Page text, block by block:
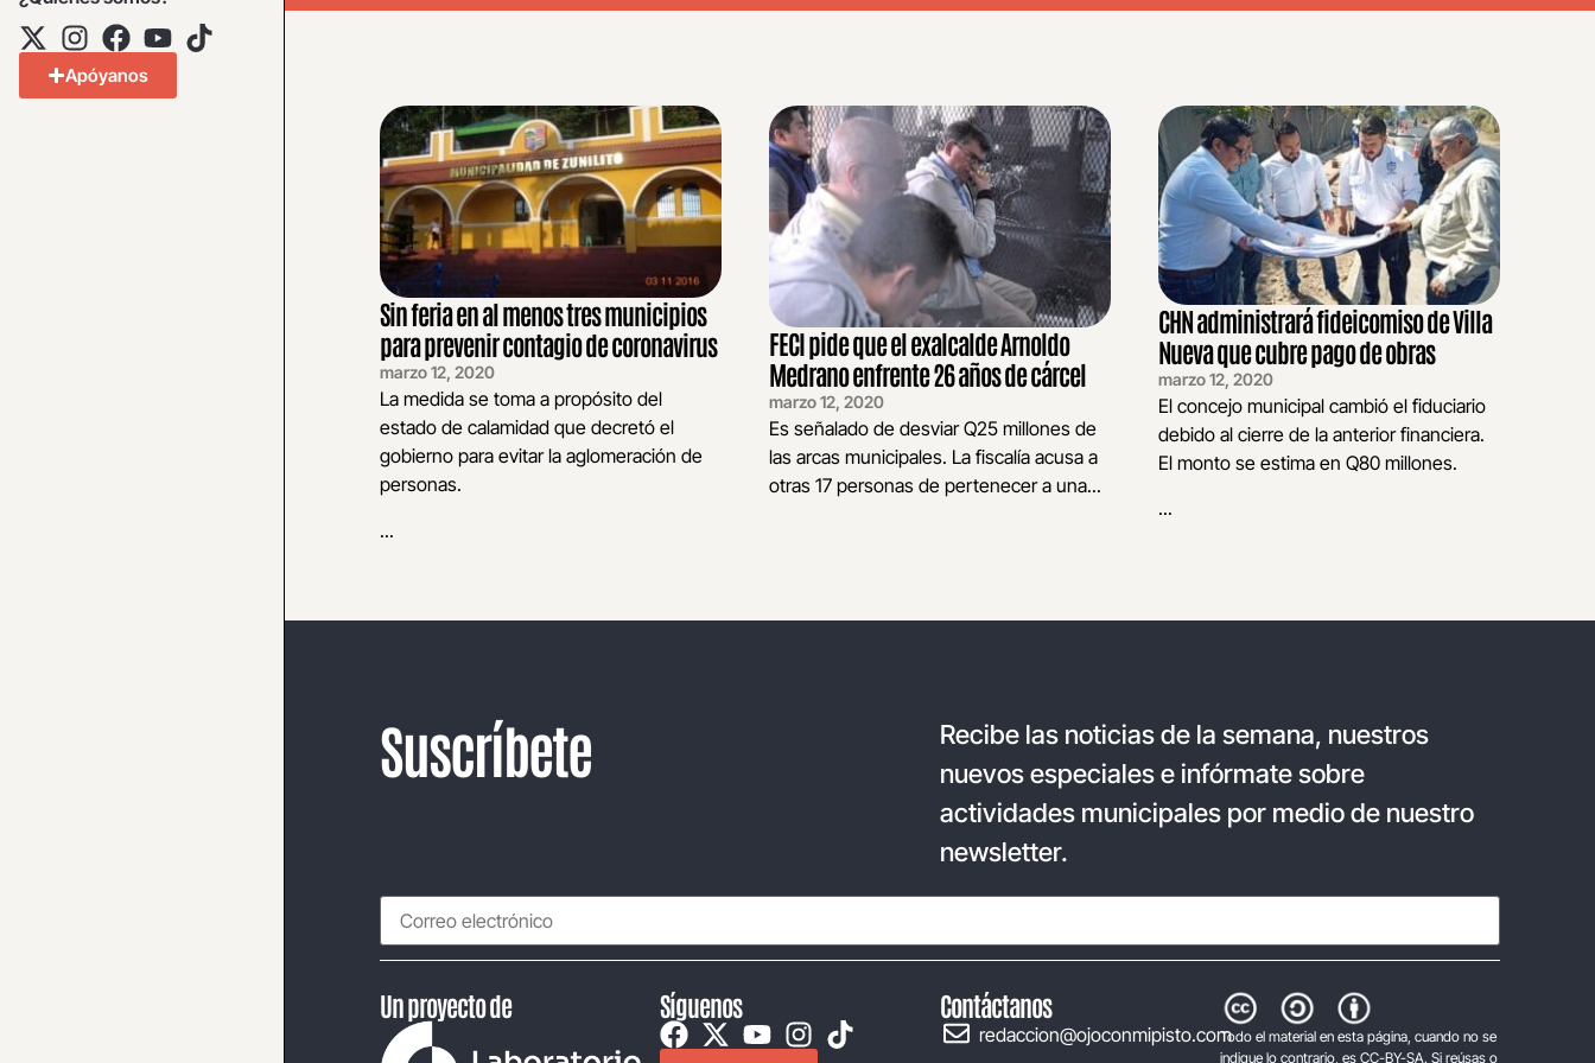
Apóyanos
Sin feria en al menos tres municipios
para prevenir contagio de coronavirus
marzo 12, 2020
La medida se toma a propósito del
estado de calamidad que decretó el
gobierno para evitar la aglomeración de
personas.
...
FECI pide que el exalcalde Arnoldo
Medrano enfrente 26 años de cárcel
marzo 12, 2020
Es señalado de desviar Q25 millones de
las arcas municipales. La fiscalía acusa a
otras 17 personas de pertenecer a una...
CHN administrará fideicomiso de Villa
Nueva que cubre pago de obras
marzo 12, 2020
El concejo municipal cambió el fiduciario
debido al cierre de la anterior financiera.
El monto se estima en Q80 millones.
...
Suscríbete
Recibe las noticias de la semana, nuestros
nuevos especiales e infórmate sobre
actividades municipales por medio de nuestro
newsletter.
Un proyecto de Síguenos Contáctanos
redaccion@ojoconmipisto.comTodo el material en esta página, cuando no se
indique lo contrario, es CC-BY-SA. Si reúsas o